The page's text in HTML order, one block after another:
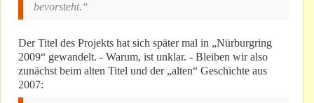
bevorsteht.“
Der Titel des Projekts hat sich später mal in „Nürburgring
2009“ gewandelt. - Warum, ist unklar. - Bleiben wir also
zunächst beim alten Titel und der „alten“ Geschichte aus
2007: